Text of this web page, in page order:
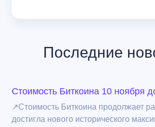
Последние
↗️Стоимость Биткоина продолжает
достигла нового исторического